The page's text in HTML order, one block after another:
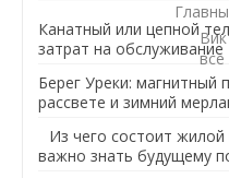
Канатный или цепной
затрат на обслуживание
Берег Уреки: магнитный
рассвете и зимний
Из чего состоит жилой
важно знать будущему